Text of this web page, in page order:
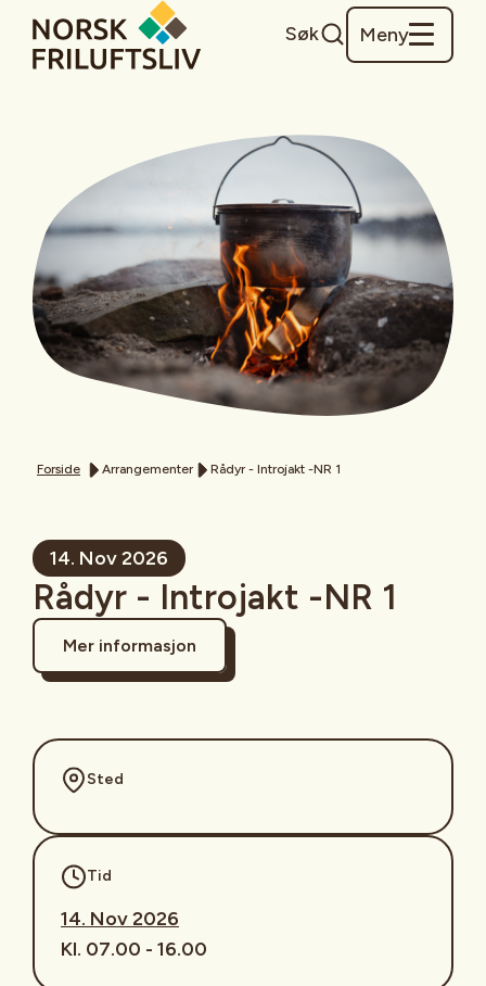
Søk Meny
Forside Arrangementer Rådyr - Introjakt -NR 1
14. Nov 2026
Rådyr - Introjakt -NR 1
Mer informasjon
Sted
Tid
14. Nov 2026
Kl. 07.00 - 16.00